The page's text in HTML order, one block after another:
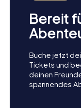
Bereit
Buche jetzt
Tickets und
deinen
spannendes